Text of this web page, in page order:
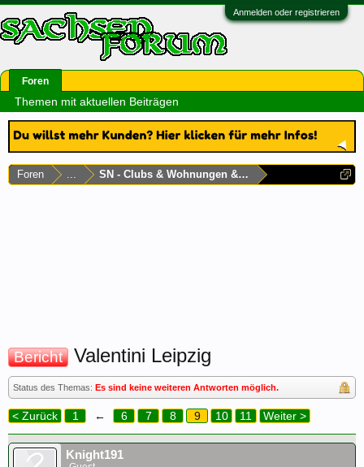
Anmelden oder registrieren
Foren ... SN - Clubs & Wohnungen & Laufhäuser
Bericht Valentini Leipzig
Status des Themas: Es sind keine weiteren Antworten möglich.
< Zurück 1 ← 6 7 8 9 10 11 Weiter >
Knight191
Foren
Themen mit aktuellen Beiträgen